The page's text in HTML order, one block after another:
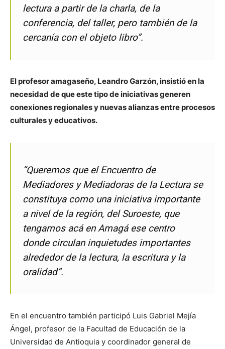
lectura a partir de la charla, de la
conferencia, del taller, pero también de la
cercanía con el objeto libro”.
El profesor amagaseño, Leandro Garzón, insistió en la
necesidad de que este tipo de iniciativas generen
conexiones regionales y nuevas alianzas entre procesos
culturales y educativos.
“Queremos que el Encuentro de
Mediadores y Mediadoras de la Lectura se
constituya como una iniciativa importante
a nivel de la región, del Suroeste, que
tengamos acá en Amagá ese centro
donde circulan inquietudes importantes
alrededor de la lectura, la escritura y la
oralidad”.
En el encuentro también participó Luis Gabriel Mejía
Ángel, profesor de la Facultad de Educación de la
Universidad de Antioquia y coordinador general de